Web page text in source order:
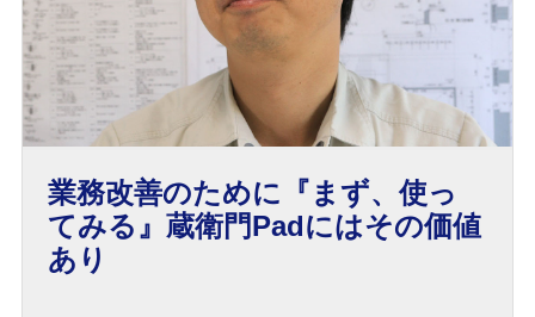
業務改善のために『まず、使っ
てみる』蔵衛門Padにはその価値
あり